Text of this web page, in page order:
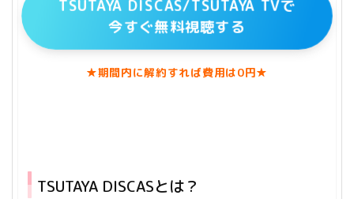
TSUTAYA DISCAS/TSUTAYA TVで
今すぐ無料視聴する
★期間内に解約すれば費用は0円★
TSUTAYA DISCASとは？